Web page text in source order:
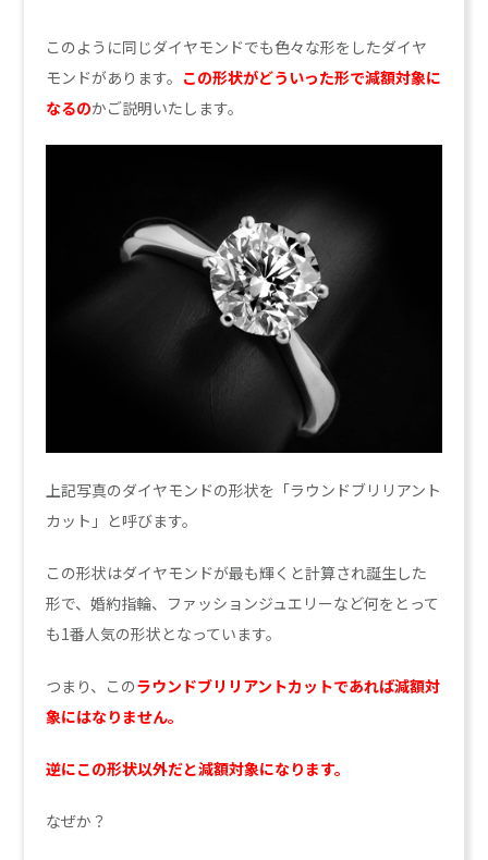
このように同じダイヤモンドでも色々な形をしたダイヤ
モンドがあります。 この形状がどういった形で減額対象に
なるのかご説明いたします。
上記写真のダイヤモンドの形状を「ラウンドブリリアント
カット」と呼びます。
この形状はダイヤモンドが最も輝くと計算され誕生した
形で、婚約指輪、ファッションジュエリーなど何をとって
も1番人気の形状となっています。
つまり、このラウンドブリリアントカットであれば減額対
象にはなりません。
逆にこの形状以外だと減額対象になります。
なぜか？